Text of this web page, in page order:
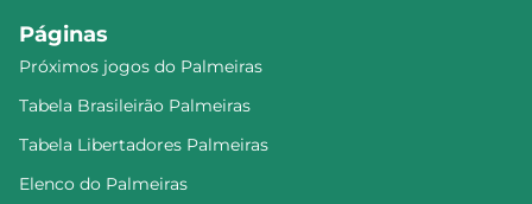
Páginas
Próximos jogos do Palmeiras
Tabela Brasileirão Palmeiras
Tabela Libertadores Palmeiras
Elenco do Palmeiras